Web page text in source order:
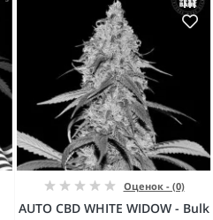
Оценок - (0)
AUTO CBD WHITE WIDOW - Bulk